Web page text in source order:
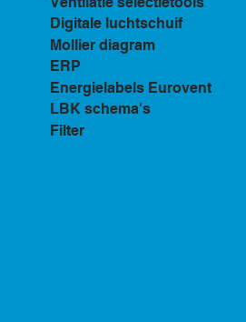
Digitale luchtschuif
Mollier diagram
ERP
Energielabels Eurovent
LBK schema's
Filter